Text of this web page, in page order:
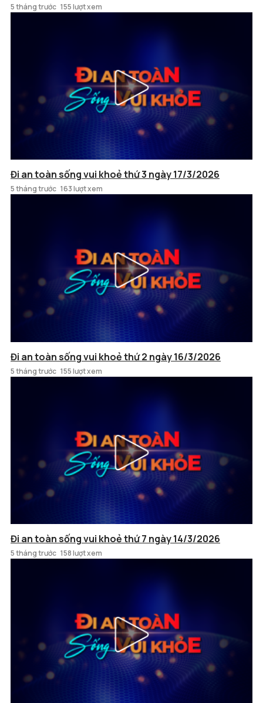
5 tháng trước 155 lượt xem
Đi an toàn sống vui khoẻ thứ 3 ngày 17/3/2026
5 tháng trước 163 lượt xem
Đi an toàn sống vui khoẻ thứ 2 ngày 16/3/2026
5 tháng trước 155 lượt xem
Đi an toàn sống vui khoẻ thứ 7 ngày 14/3/2026
5 tháng trước 158 lượt xem